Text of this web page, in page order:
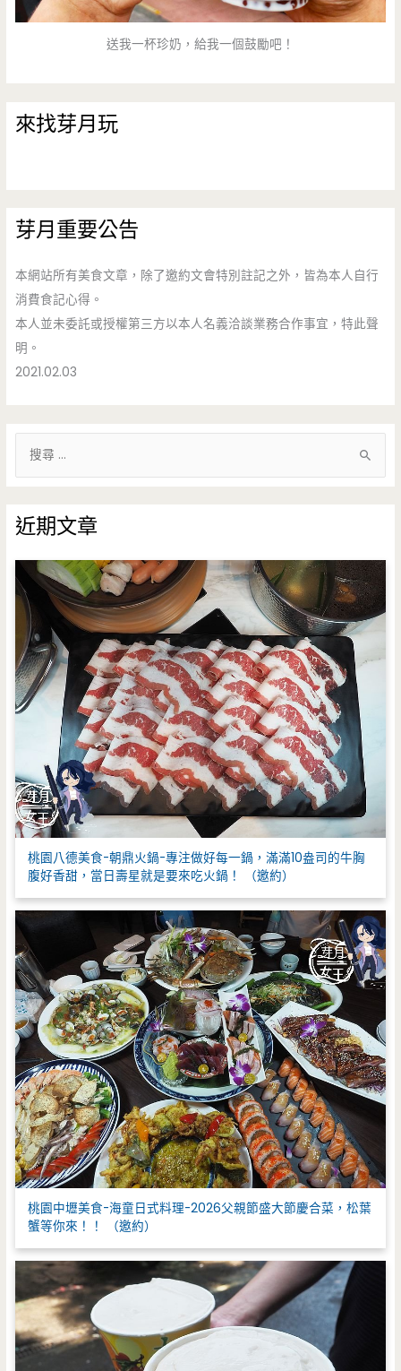
送我一杯珍奶，給我一個鼓勵吧！
來找芽月玩
芽月重要公告
本網站所有美食文章，除了邀約文會特別註記之外，皆為本人自行
消費食記心得。
本人並未委託或授權第三方以本人名義洽談業務合作事宜，特此聲
明。
2021.02.03
鍵
字
:
近期文章
桃園八德美食-朝鼎火鍋-專注做好每一鍋，滿滿10盎司的牛胸
腹好香甜，當日壽星就是要來吃火鍋！ （邀約）
桃園中壢美食-海童日式料理-2026父親節盛大節慶合菜，松葉
蟹等你來！！ （邀約）